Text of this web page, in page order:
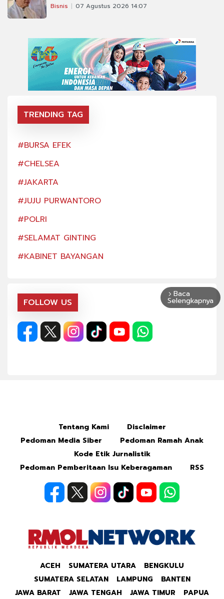
Bisnis 07 Agustus 2026 14:07
TRENDING TAG
#BURSA EFEK
#CHELSEA
#JAKARTA
#JUJU PURWANTORO
#POLRI
#SELAMAT GINTING
#KABINET BAYANGAN
FOLLOW US
arrow_forward_ios Baca
Selengkapnya
Tentang Kami
Disclaimer
Pedoman Media Siber
Pedoman Ramah Anak
Kode Etik Jurnalistik
Pedoman Pemberitaan Isu Keberagaman
RSS
ACEH SUMATERA UTARA
BENGKULU
SUMATERA SELATAN
LAMPUNG
BANTEN
JAWA BARAT
JAWA TENGAH JAWA TIMUR PAPUA